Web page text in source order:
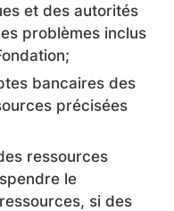
et des autorités
problèmes inclus
bancaires des
précisées
ressources
le
si des